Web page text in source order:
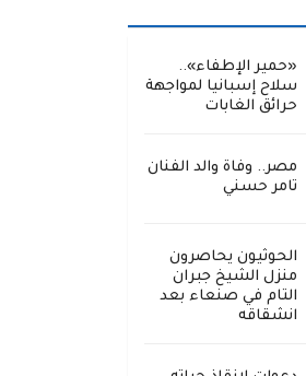
«حمير الإطفاء»..
سلاح إسبانيا لمواجهة
حرائق الغابات
مصر.. وفاة والد الفنان
تامر حسني
الحوثيون يحاصرون
منزل الشيخ جبران
التام في صنعاء بعد
انشقاقه